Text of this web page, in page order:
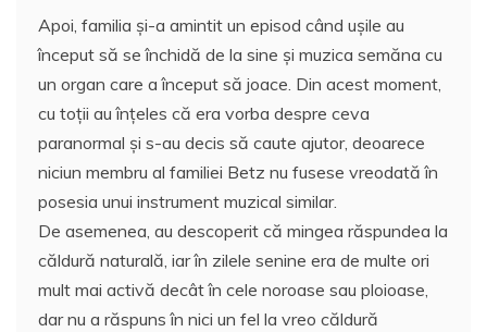
Apoi, familia și-a amintit un episod când ușile au
început să se închidă de la sine și muzica semăna cu
un organ care a început să joace. Din acest moment,
cu toţii au înţeles că era vorba despre ceva
paranormal şi s-au decis să caute ajutor, deoarece
niciun membru al familiei Betz nu fusese vreodată în
posesia unui instrument muzical similar.
De asemenea, au descoperit că mingea răspundea la
căldură naturală, iar în zilele senine era de multe ori
mult mai activă decât în cele noroase sau ploioase,
dar nu a răspuns în nici un fel la vreo căldură